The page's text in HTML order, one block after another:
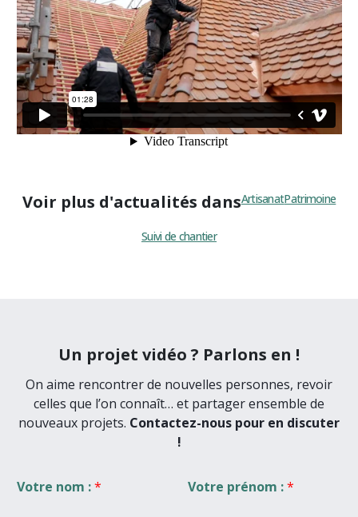
Voir plus d'actualités dansArtisanatPatrimoine
Suivi de chantier
Un projet vidéo ? Parlons en !
On aime rencontrer de nouvelles personnes, revoir
celles que l’on connaît… et partager ensemble de
nouveaux projets. Contactez-nous pour en discuter
!
Votre nom :* Votre prénom :*